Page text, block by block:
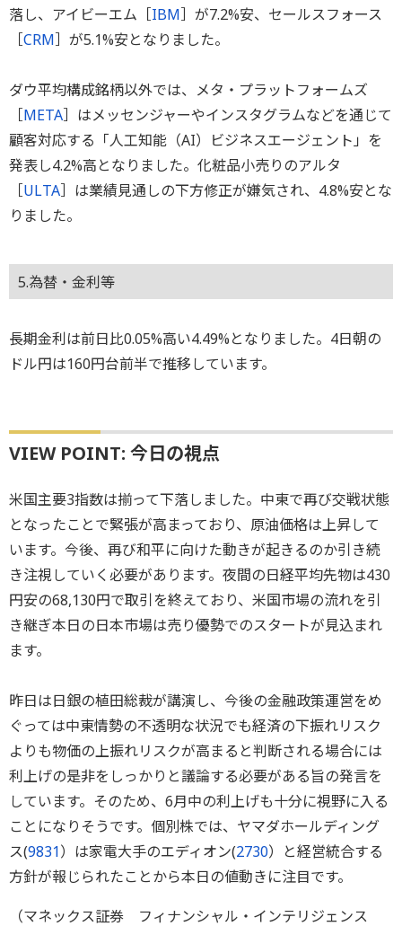
落し、アイビーエム［IBM］が7.2%安、セールスフォース
［CRM］が5.1%安となりました。
ダウ平均構成銘柄以外では、メタ・プラットフォームズ
［META］はメッセンジャーやインスタグラムなどを通じて
顧客対応する「人工知能（AI）ビジネスエージェント」を
発表し4.2%高となりました。化粧品小売りのアルタ
［ULTA］は業績見通しの下方修正が嫌気され、4.8%安とな
りました。
5.為替・金利等
長期金利は前日比0.05%高い4.49%となりました。4日朝の
ドル円は160円台前半で推移しています。
VIEW POINT: 今日の視点
米国主要3指数は揃って下落しました。中東で再び交戦状態
となったことで緊張が高まっており、原油価格は上昇して
います。今後、再び和平に向けた動きが起きるのか引き続
き注視していく必要があります。夜間の日経平均先物は430
円安の68,130円で取引を終えており、米国市場の流れを引
き継ぎ本日の日本市場は売り優勢でのスタートが見込まれ
ます。
昨日は日銀の植田総裁が講演し、今後の金融政策運営をめ
ぐっては中東情勢の不透明な状況でも経済の下振れリスク
よりも物価の上振れリスクが高まると判断される場合には
利上げの是非をしっかりと議論する必要がある旨の発言を
しています。そのため、6月中の利上げも十分に視野に入る
ことになりそうです。個別株では、ヤマダホールディング
ス(9831）は家電大手のエディオン(2730）と経営統合する
方針が報じられたことから本日の値動きに注目です。
（マネックス証券 フィナンシャル・インテリジェンス